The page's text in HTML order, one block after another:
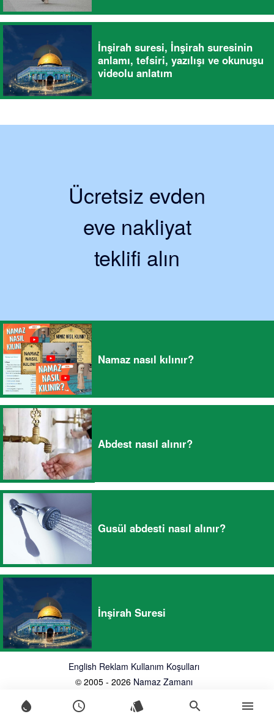
water_drop schedule style search menu
İnşirah suresi, İnşirah suresinin
anlamı, tefsiri, yazılışı ve okunuşu
videolu anlatım
Ücretsiz evden
eve nakliyat
teklifi alın
Namaz nasıl kılınır?
Abdest nasıl alınır?
Gusül abdesti nasıl alınır?
İnşirah Suresi
English Reklam Kullanım Koşulları
© 2005 - 2026 Namaz Zamanı